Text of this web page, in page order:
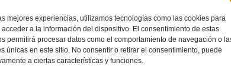
mejores experiencias, utilizamos tecnologías como las cookies para
a la información del dispositivo. El consentimiento de estas
permitirá procesar datos como el comportamiento de navegación o
únicas en este sitio. No consentir o retirar el consentimiento, puede
a ciertas características y funciones.
INDUSTRIAL FÚTBOL BASE JUEGO LENGUAJE